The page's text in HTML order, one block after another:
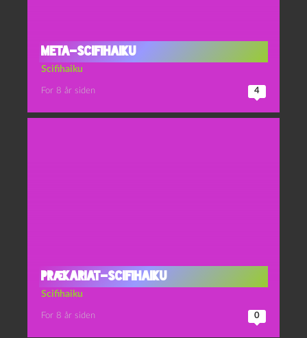
Meta-scifihaiku
Scifihaiku
For 8 år siden 4
Prækariat-scifihaiku
Scifihaiku
For 8 år siden 0